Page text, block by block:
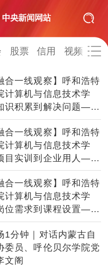
图
社会 股票
图片 品牌
营商环境 新质生产力
股票 信用 视频 图
合一线观察】呼和浩特
计算机与信息技术学
识积累到解决问题——
位的“最后一公里”怎么
合一线观察】呼和浩特
计算机与信息技术学
目实训到企业用人——
如何转化为就业通行证
合一线观察】呼和浩特
计算机与信息技术学
位需求到课程设置——
与产业“对上焦”
1分钟｜对话内蒙古自
委员、呼伦贝尔学院党
文阁